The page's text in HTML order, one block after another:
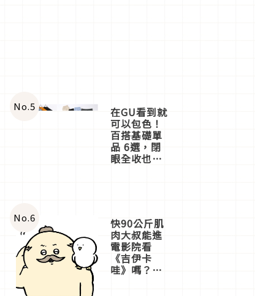
No.5 在GU看到就
可以包色！
百搭基礎單
品 6選，閉
眼全收也不
No.6 快90公斤肌
肉大叔能進
電影院看
《吉伊卡
哇》嗎？日